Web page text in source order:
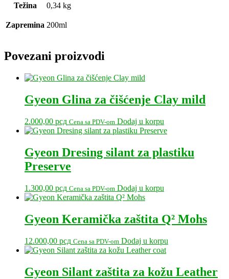
Težina 0,34 kg
Zapremina 200ml
Povezani proizvodi
Gyeon Glina za čišćenje Clay mild
2.000,00 рсд Cena sa PDV-om Dodaj u korpu
Gyeon Dresing silant za plastiku
Preserve
1.300,00 рсд Cena sa PDV-om Dodaj u korpu
Gyeon Keramička zaštita Q² Mohs
12.000,00 рсд Cena sa PDV-om Dodaj u korpu
Gyeon Silant zaštita za kožu Leather